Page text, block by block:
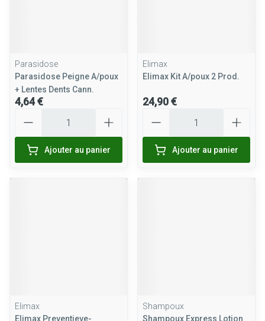
Parasidose
Parasidose Peigne A/poux
+ Lentes Dents Cann.
4,64 €
Ajouter au panier
Elimax
Elimax Kit A/poux 2 Prod.
24,90 €
Ajouter au panier
Elimax
Elimax Preventieve-
Shampoux
Shampoux Express Lotion